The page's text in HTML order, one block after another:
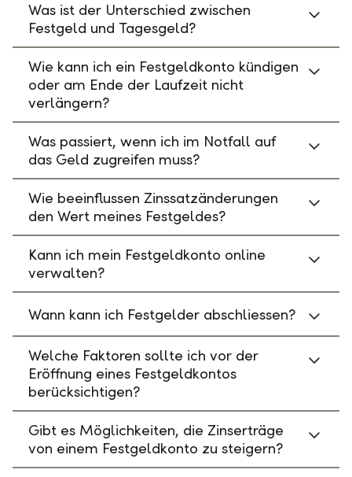
Was ist der Unterschied zwischen
Festgeld und Tagesgeld?
Wie kann ich ein Festgeldkonto kündigen
oder am Ende der Laufzeit nicht
verlängern?
Was passiert, wenn ich im Notfall auf
das Geld zugreifen muss?
Wie beeinflussen Zinssatzänderungen
den Wert meines Festgeldes?
Kann ich mein Festgeldkonto online
verwalten?
Wann kann ich Festgelder abschliessen?
Welche Faktoren sollte ich vor der
Eröffnung eines Festgeldkontos
berücksichtigen?
Gibt es Möglichkeiten, die Zinserträge
von einem Festgeldkonto zu steigern?